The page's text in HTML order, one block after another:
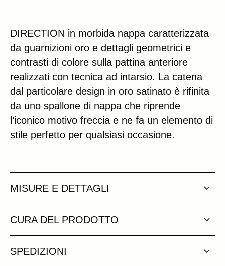
DIRECTION in morbida nappa caratterizzata
da guarnizioni oro e dettagli geometrici e
contrasti di colore sulla pattina anteriore
realizzati con tecnica ad intarsio. La catena
dal particolare design in oro satinato è rifinita
da uno spallone di nappa che riprende
l’iconico motivo freccia e ne fa un elemento di
stile perfetto per qualsiasi occasione.
MISURE E DETTAGLI
CURA DEL PRODOTTO
SPEDIZIONI